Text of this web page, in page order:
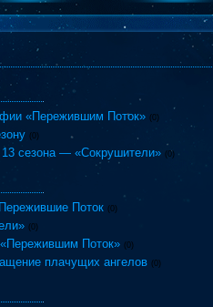
«Пережившим Поток» (0)
(0)
сезона — «Сокрушители» (0)
Поток (0)
(0)
Поток» (0)
плачущих ангелов (0)